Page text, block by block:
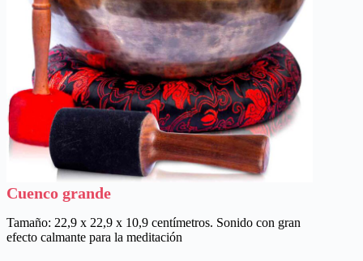
Cuenco grande
Tamaño: 22,9 x 22,9 x 10,9 centímetros. Sonido con gran
efecto calmante para la meditación